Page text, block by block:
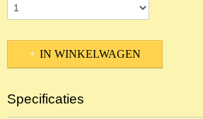
IN WINKELWAGEN
Specificaties